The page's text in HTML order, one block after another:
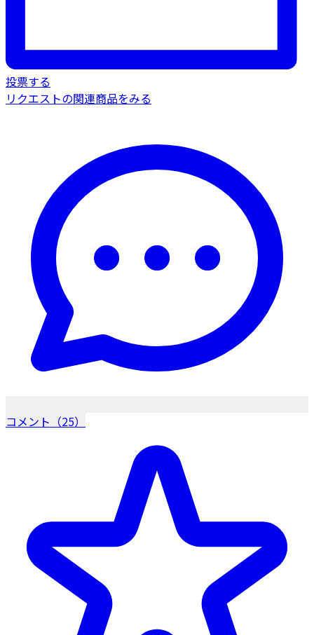
投票する
リクエストの関連商品をみる
コメント（25）